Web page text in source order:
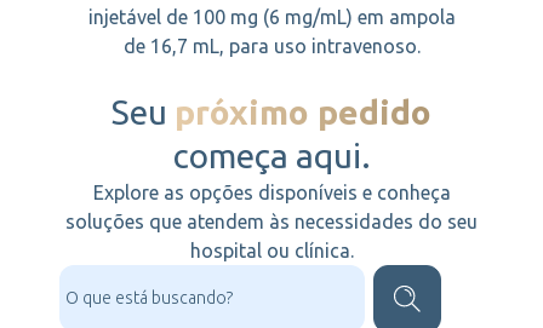
injetável de 100 mg (6 mg/mL) em ampola
de 16,7 mL, para uso intravenoso.
Seu próximo pedido
começa aqui.
Explore as opções disponíveis e conheça
soluções que atendem às necessidades do seu
hospital ou clínica.